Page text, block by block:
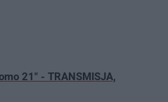
21" - TRANSMISJA,